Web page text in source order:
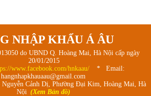
NHẬP KHẨU Á ÂU
do UBND Q. Hoàng Mai, Hà Nội cấp ngày
20/01/2015
www.facebook.com/hnkaau/
* Email:
hangnhapkhauaau@gmail.com
Nguyễn Cảnh Dị, Phường Đại Kim, Hoàng Mai, Hà
Nội (Xem Bản đồ)